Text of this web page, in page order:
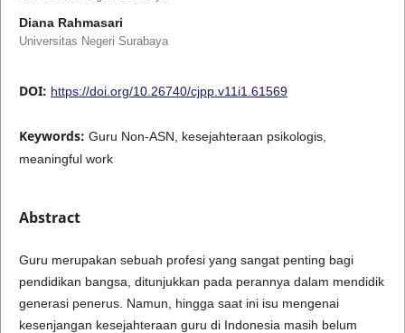
Diana Rahmasari
Universitas Negeri Surabaya
DOI: https://doi.org/10.26740/cjpp.v11i1.61569
Keywords: Guru Non-ASN, kesejahteraan psikologis,
meaningful work
Abstract
Guru merupakan sebuah profesi yang sangat penting bagi
pendidikan bangsa, ditunjukkan pada perannya dalam mendidik
generasi penerus. Namun, hingga saat ini isu mengenai
kesenjangan kesejahteraan guru di Indonesia masih belum